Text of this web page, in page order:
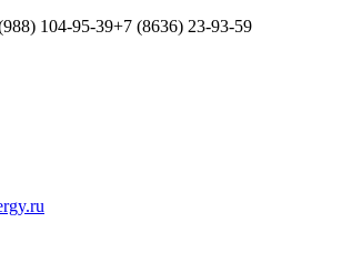
104-95-39+7 (8636) 23-93-59